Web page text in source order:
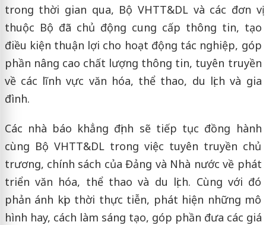
trong thời gian qua, Bộ VHTT&DL và các đơn vị
thuộc Bộ đã chủ động cung cấp thông tin, tạo
điều kiện thuận lợi cho hoạt động tác nghiệp, góp
phần nâng cao chất lượng thông tin, tuyên truyền
về các lĩnh vực văn hóa, thể thao, du lịch và gia
đình.
Các nhà báo khẳng định sẽ tiếp tục đồng hành
cùng Bộ VHTT&DL trong việc tuyên truyền chủ
trương, chính sách của Đảng và Nhà nước về phát
triển văn hóa, thể thao và du lịch. Cùng với đó
phản ánh kịp thời thực tiễn, phát hiện những mô
hình hay, cách làm sáng tạo, góp phần đưa các giá